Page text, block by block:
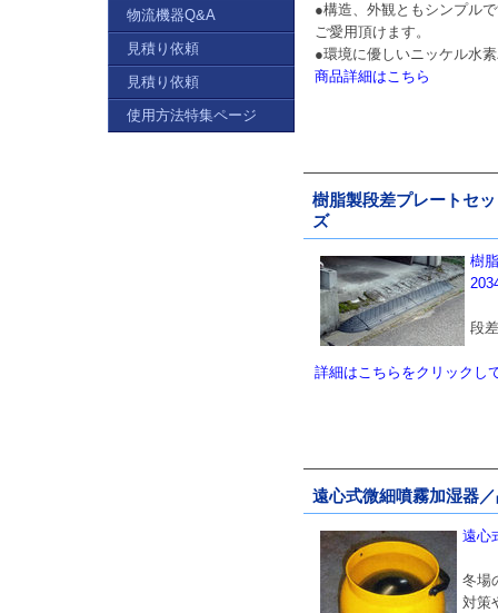
●構造、外観ともシンプル
ご愛用頂けます。
●環境に優しいニッケル水
商品詳細はこちら
樹脂製段差プレートセ
ズ
樹
段
詳細はこちらをクリックし
遠心式微細噴霧加湿器
遠心
冬場
対策
物流機器Q&A
見積り依頼
見積り依頼
使用方法特集ページ